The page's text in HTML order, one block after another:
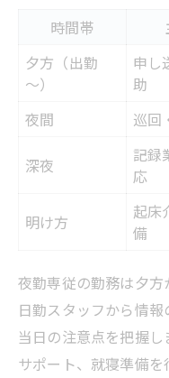
時間帯
夕方（出勤
～）
申し
助
夜間 巡回
深夜
記録
応
明け方
起床
備
夜勤専従の勤務は夕
日勤スタッフから情
当日の注意点を把握
サポート、就寝準備を